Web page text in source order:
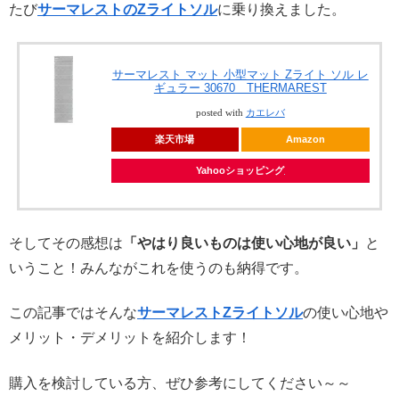
たびサーマレストのZライトソルに乗り換えました。
サーマレスト マット 小型マット Zライト ソル レ
ギュラー 30670 THERMAREST
posted with カエレバ
楽天市場 Amazon
Yahooショッピング
そしてその感想は 「やはり良いものは使い心地が良い」
と
いうこと！みんながこれを使うのも納得です。
この記事ではそんなサーマレストZライトソルの使い心地や
メリット・デメリットを紹介します！
購入を検討している方、ぜひ参考にしてください～～